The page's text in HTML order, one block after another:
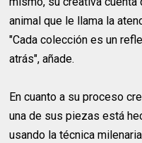
animal que le llama la
"Cada colección es un
atrás", añade.
En cuanto a su proceso
una de sus piezas está
usando la técnica